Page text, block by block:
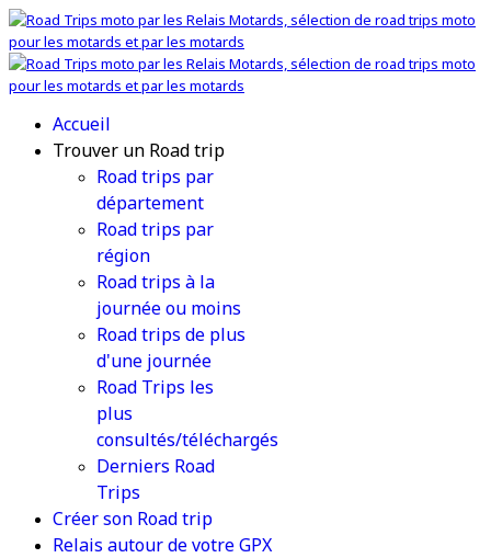
Accueil
Trouver un Road trip
Road trips par
département
Road trips par
région
Road trips à la
journée ou moins
Road trips de plus
d'une journée
Road Trips les
plus
consultés/téléchargés
Derniers Road
Trips
Créer son Road trip
Relais autour de votre GPX